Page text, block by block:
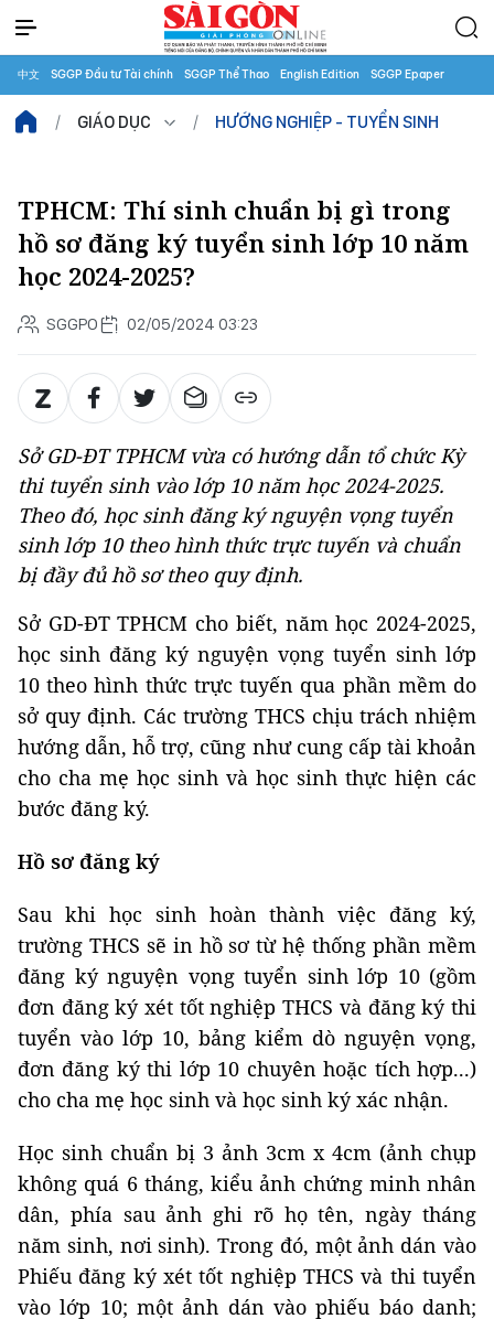
中文 SGGP Đầu tư Tài chính SGGP Thể Thao English Edition SGGP Epaper
GIÁO DỤC HƯỚNG NGHIỆP - TUYỂN SINH
TPHCM: Thí sinh chuẩn bị gì trong
hồ sơ đăng ký tuyển sinh lớp 10 năm
học 2024-2025?
SGGPO 02/05/2024 03:23
Sở GD-ĐT TPHCM vừa có hướng dẫn tổ chức Kỳ
thi tuyển sinh vào lớp 10 năm học 2024-2025.
Theo đó, học sinh đăng ký nguyện vọng tuyển
sinh lớp 10 theo hình thức trực tuyến và chuẩn
bị đầy đủ hồ sơ theo quy định.
Sở GD-ĐT TPHCM cho biết, năm học 2024-2025,
học sinh đăng ký nguyện vọng tuyển sinh lớp
10 theo hình thức trực tuyến qua phần mềm do
sở quy định. Các trường THCS chịu trách nhiệm
hướng dẫn, hỗ trợ, cũng như cung cấp tài khoản
cho cha mẹ học sinh và học sinh thực hiện các
bước đăng ký.
Hồ sơ đăng ký
Sau khi học sinh hoàn thành việc đăng ký,
trường THCS sẽ in hồ sơ từ hệ thống phần mềm
đăng ký nguyện vọng tuyển sinh lớp 10 (gồm
đơn đăng ký xét tốt nghiệp THCS và đăng ký thi
tuyển vào lớp 10, bảng kiểm dò nguyện vọng,
đơn đăng ký thi lớp 10 chuyên hoặc tích hợp...)
cho cha mẹ học sinh và học sinh ký xác nhận.
Học sinh chuẩn bị 3 ảnh 3cm x 4cm (ảnh chụp
không quá 6 tháng, kiểu ảnh chứng minh nhân
dân, phía sau ảnh ghi rõ họ tên, ngày tháng
năm sinh, nơi sinh). Trong đó, một ảnh dán vào
Phiếu đăng ký xét tốt nghiệp THCS và thi tuyển
vào lớp 10; một ảnh dán vào phiếu báo danh;